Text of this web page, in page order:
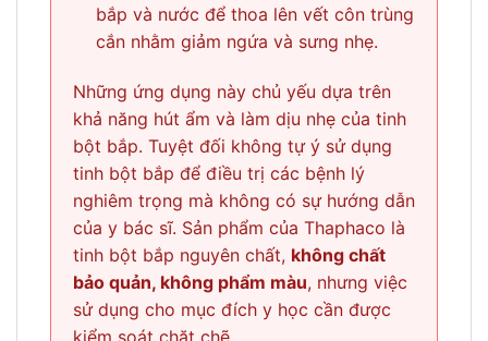
bắp và nước để thoa lên vết côn trùng
cắn nhằm giảm ngứa và sưng nhẹ.
Những ứng dụng này chủ yếu dựa trên
khả năng hút ẩm và làm dịu nhẹ của tinh
bột bắp. Tuyệt đối không tự ý sử dụng
tinh bột bắp để điều trị các bệnh lý
nghiêm trọng mà không có sự hướng dẫn
của y bác sĩ. Sản phẩm của Thaphaco là
tinh bột bắp nguyên chất, không chất
bảo quản, không phẩm màu, nhưng việc
sử dụng cho mục đích y học cần được